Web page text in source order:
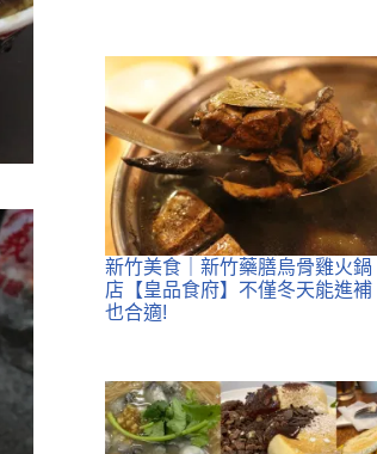
新竹美食｜新竹藥膳烏骨雞火
店【皇品食府】不僅冬天能進
也合適!